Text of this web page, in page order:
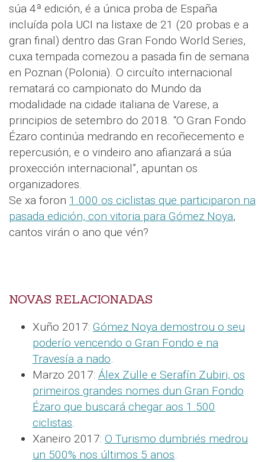
súa 4ª edición, é a única proba de España
incluída pola UCI na listaxe de 21 (20 probas e a
gran final) dentro das Gran Fondo World Series,
cuxa tempada comezou a pasada fin de semana
en Poznan (Polonia). O circuíto internacional
rematará co campionato do Mundo da
modalidade na cidade italiana de Varese, a
principios de setembro do 2018. “O Gran Fondo
Ézaro continúa medrando en recoñecemento e
repercusión, e o vindeiro ano afianzará a súa
proxección internacional”, apuntan os
organizadores.
Se xa foron 1.000 os ciclistas que participaron na
pasada edición, con vitoria para Gómez Noya,
cantos virán o ano que vén?
NOVAS RELACIONADAS
Xuño 2017: Gómez Noya demostrou o seu
poderío vencendo o Gran Fondo e na
Travesía a nado.
Marzo 2017: Álex Zülle e Serafín Zubiri, os
primeiros grandes nomes dun Gran Fondo
Ézaro que buscará chegar aos 1.500
ciclistas.
Xaneiro 2017: O Turismo dumbriés medrou
un 500% nos últimos 5 anos.